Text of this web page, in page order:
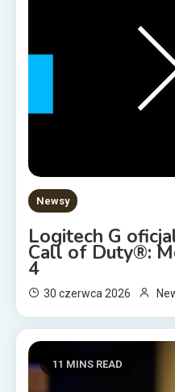
Newsy
Logitech G
Call of Duty®:
4
30 czerwca 2026
11 MINS READ